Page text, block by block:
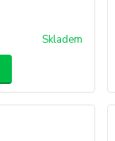
Skladem